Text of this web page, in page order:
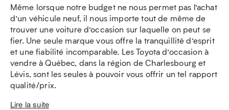
Même lorsque notre budget ne nous permet pas l’achat
d’un véhicule neuf, il nous importe tout de même de
trouver une voiture d’occasion sur laquelle on peut se
fier. Une seule marque vous offre la tranquillité d’esprit
et une fiabilité incomparable. Les Toyota d’occasion à
vendre à Québec, dans la région de Charlesbourg et
Lévis, sont les seules à pouvoir vous offrir un tel rapport
qualité/prix.
Lire la suite